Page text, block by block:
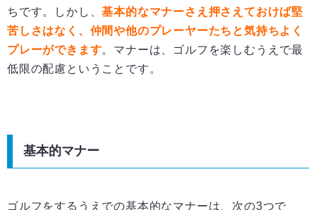
ちです。しかし、基本的なマナーさえ押さえておけば堅
苦しさはなく、仲間や他のプレーヤーたちと気持ちよく
プレーができます。マナーは、ゴルフを楽しむうえで最
低限の配慮ということです。
基本的マナー
ゴルフをするうえでの基本的なマナーは、次の3つで